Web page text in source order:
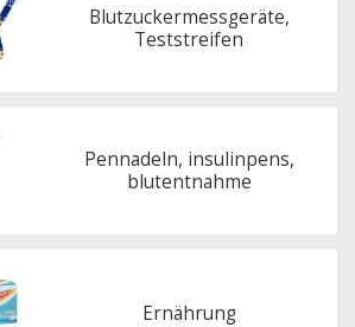
Blutzuckermessgeräte,
Teststreifen
Pennadeln, insulinpens,
blutentnahme
Ernährung